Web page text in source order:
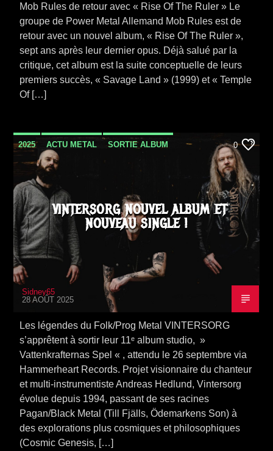
Mob Rules de retour avec « Rise Of The Ruler » Le
groupe de Power Metal Allemand Mob Rules est de
retour avec un nouvel album, « Rise Of The Ruler »,
sept ans après leur dernier opus. Déjà salué par la
critique, cet album est la suite conceptuelle de leurs
premiers succès, « Savage Land » (1999) et « Temple
Of […]
2025 ACTU METAL SORTIE ALBUM 0
VINTERSORG NOUVEL ALBUM ET
NOUVEAU SINGLE !
Sidney65
28 AOÛT 2025
Les légendes du Folk/Prog Metal VINTERSORG
s’apprêtent à sortir leur 11ᵉ album studio, »
Vattenkrafternas Spel « , attendu le 26 septembre via
Hammerheart Records. Projet visionnaire du chanteur
et multi-instrumentiste Andreas Hedlund, Vintersorg
évolue depuis 1994, passant de ses racines
Pagan/Black Metal (Till Fjälls, Ödemarkens Son) à
des explorations plus cosmiques et philosophiques
(Cosmic Genesis, […]